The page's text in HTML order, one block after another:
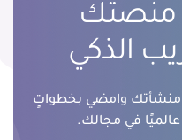
منصتك
الذكي
منشأتك وامضي بخطواتٍ
عالميًا في مجالك.